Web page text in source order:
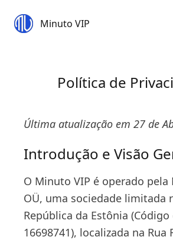
Minuto VIP
Política de
Última atualização em 27 de
Introdução e Visão
O Minuto VIP é operado pela
OÜ, uma sociedade limitada
República da Estônia
16698741), localizada na Rua